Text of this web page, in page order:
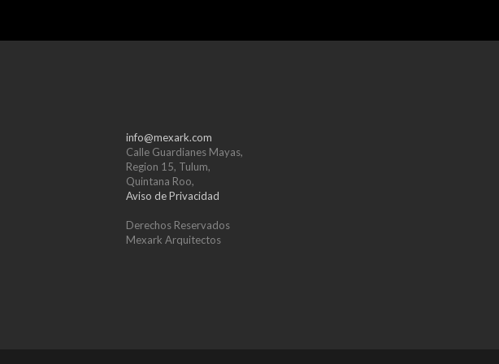
info@mexark.com
Calle Guardianes Mayas,
Region 15, Tulum,
Quintana Roo,
Aviso de Privacidad
Derechos Reservados
Mexark Arquitectos